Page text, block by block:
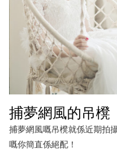
捕夢網風的吊櫈
捕夢網風嘅吊櫈就係近期拍
嘅你簡直係絕配！